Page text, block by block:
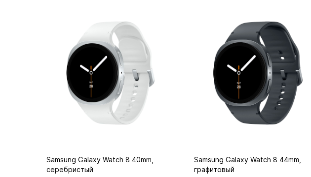
Samsung Galaxy Watch 8 40mm,
серебристый
Samsung Galaxy Watch 8 44mm,
графитовый